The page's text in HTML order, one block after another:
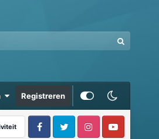
Registreren